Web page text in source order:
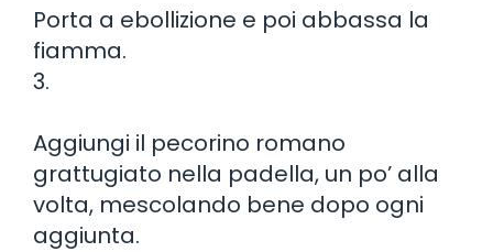
Porta a ebollizione e poi abbassa la
fiamma.
3.
Aggiungi il pecorino romano
grattugiato nella padella, un po’ alla
volta, mescolando bene dopo ogni
aggiunta.